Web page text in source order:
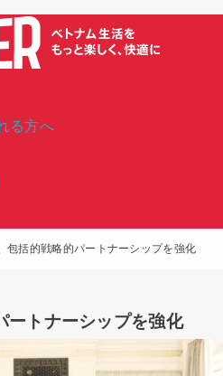
る方へ
包括的戦略的パートナーシップを強化
ートナーシップを強化